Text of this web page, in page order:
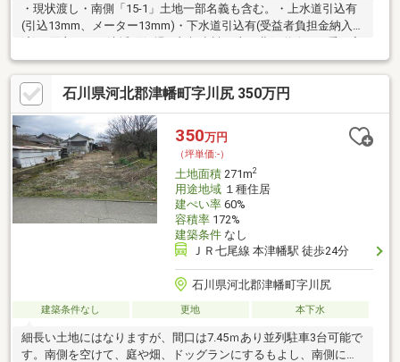
・現状渡し・南側「15-1」土地一部名義も含む。・上水道引込有
(引込13mm、メーター13mm)・下水道引込有(受益者負担金納入
済)・買主にて、津幡町役場に架橋申請の上、北側道路から乗り入
れ可能。※架橋イメージ区画図参照 売買契約後に、架橋申請を
行い、引渡後に工事着手。(架橋申請10万円程。買主負担) 例)架
橋幅12m 土木工事176万円税込。※弊社施工の場合。(架橋幅は相
談可能。)・北側水路上に電柱及び支線有。移設可能。(NTTへの
移設費用概算40万円程。買主負担)
石川県河北郡津幡町字川尻 350万円
350万円
（坪単価:-）
土地面積271m2
用途地域１種住居
建ぺい率60%
容積率172%
建築条件なし
ＪＲ七尾線 本津幡駅 徒歩24分
石川県河北郡津幡町字川尻
建築条件なし 更地 本下水
細長い土地にはなりますが、間口は7.45ｍあり並列駐車3台可能で
す。南側を空けて、庭や畑、ドッグランにするもよし、南側につ